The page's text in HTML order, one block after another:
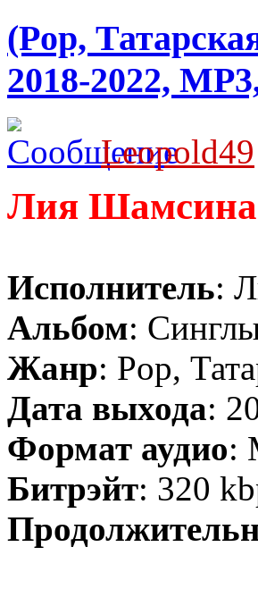
(Pop,
2018-2022,
Leopold49
Лия
Исполнитель:
Альбом:
Жанр: Pop,
Дата выхода:
Формат аудио:
Битрэйт: 320